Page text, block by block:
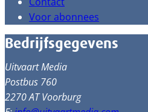
Voor abonnees
Bedrijfsgegevens
Uitvaart Media
Postbus 760
2270 AT Voorburg